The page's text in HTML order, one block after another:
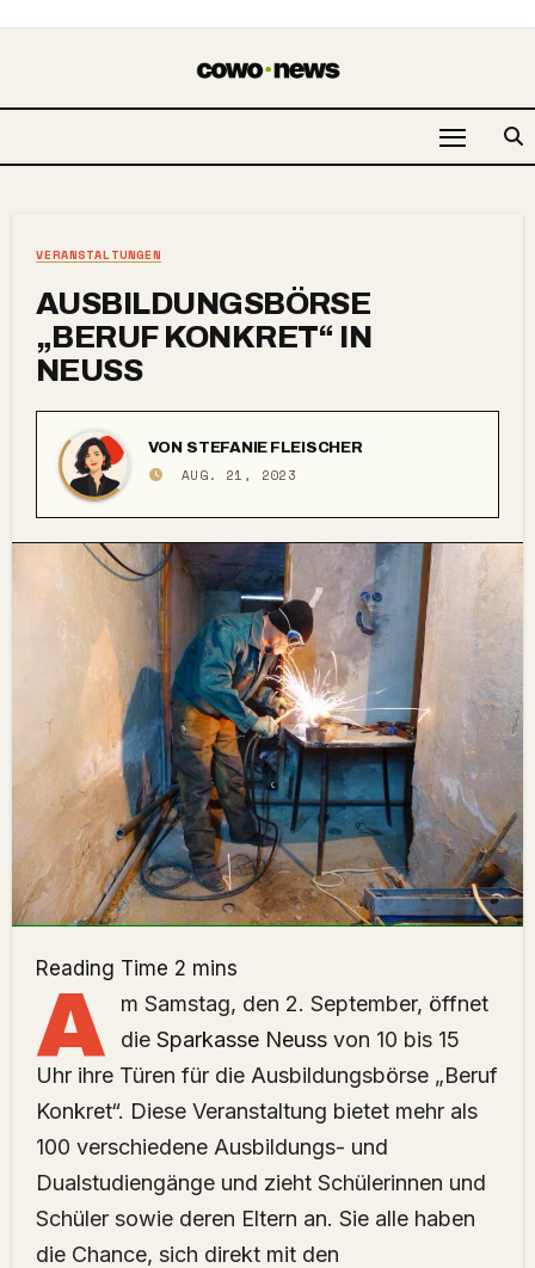
VERANSTALTUNGEN
AUSBILDUNGSBÖRSE
„BERUF KONKRET“ IN
NEUSS
VON STEFANIE FLEISCHER
AUG. 21, 2023
A
m Samstag, den 2. September, öffnet
die Sparkasse Neussvon 10 bis 15
Uhr ihre Türen für die Ausbildungsbörse „Beruf
Konkret“. Diese Veranstaltung bietet mehr als
100 verschiedene Ausbildungs- und
Dualstudiengänge und zieht Schülerinnen und
Schüler sowie deren Eltern an. Sie alle haben
die Chance, sich direkt mit den